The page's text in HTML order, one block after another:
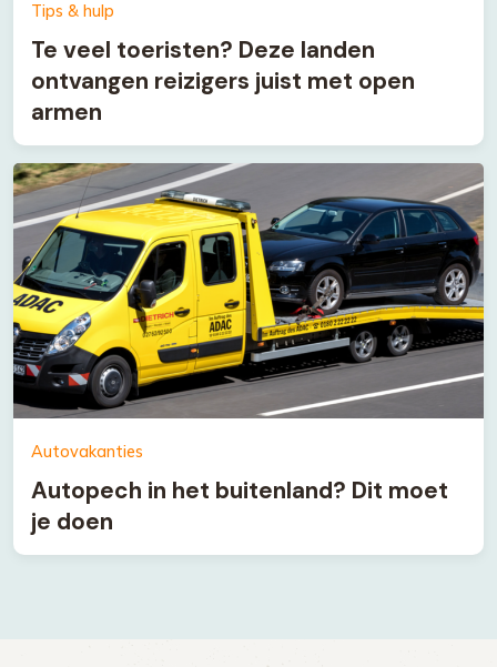
Tips & hulp
Te veel toeristen? Deze landen
ontvangen reizigers juist met open
armen
Autovakanties
Autopech in het buitenland? Dit moet
je doen